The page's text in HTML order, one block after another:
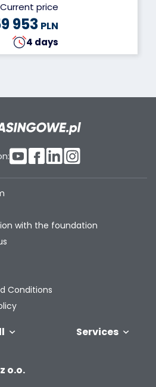
Current price
953 PLN
4 days
fleet
Services
with the foundation
Conditions
o.o.